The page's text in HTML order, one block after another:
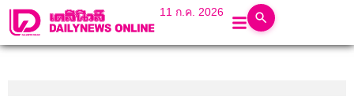
11 ก.ค. 2026